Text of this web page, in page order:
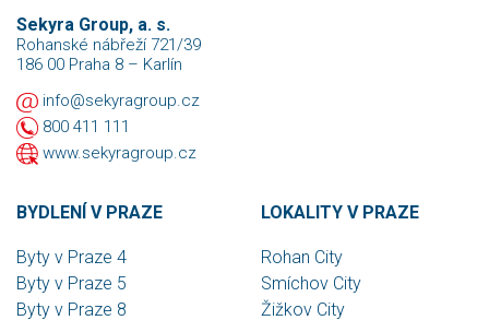
Sekyra Group, a. s.
Rohanské nábřeží 721/39
186 00 Praha 8 – Karlín
info@sekyragroup.cz
800 411 111
www.sekyragroup.cz
LOKALITY V PRAZE
Rohan City
Smíchov City
Žižkov City
BYDLENÍ V PRAZE
Byty v Praze 4
Byty v Praze 5
Byty v Praze 8